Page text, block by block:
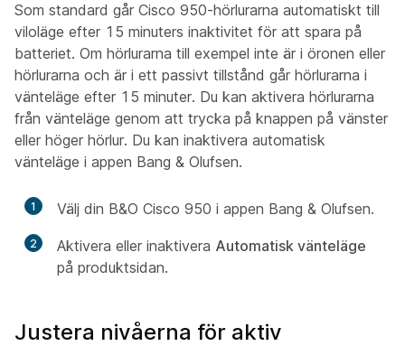
Som standard går Cisco 950-hörlurarna automatiskt till
viloläge efter 15 minuters inaktivitet för att spara på
batteriet. Om hörlurarna till exempel inte är i öronen eller
hörlurarna och är i ett passivt tillstånd går hörlurarna i
vänteläge efter 15 minuter. Du kan aktivera hörlurarna
från vänteläge genom att trycka på knappen på vänster
eller höger hörlur. Du kan inaktivera automatisk
vänteläge i appen Bang & Olufsen.
1 Välj din B&O Cisco 950 i appen Bang & Olufsen.
2 Aktivera eller inaktivera Automatisk vänteläge
på produktsidan.
Justera nivåerna för aktiv